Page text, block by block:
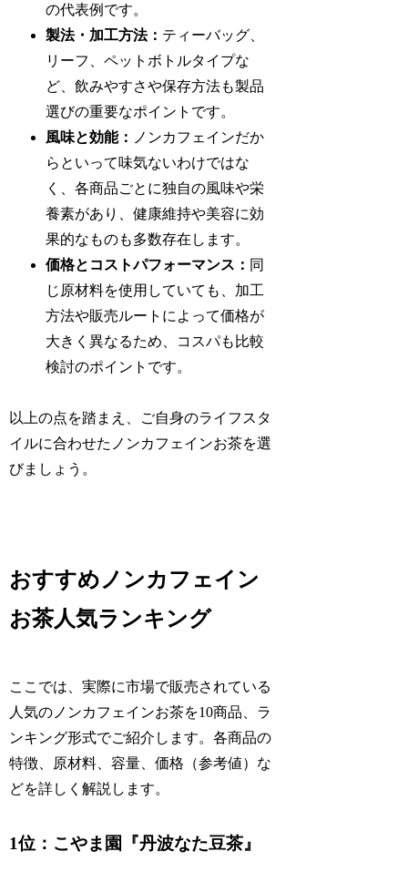
の代表例です。
製法・加工方法： ティーバッグ、
リーフ、ペットボトルタイプな
ど、飲みやすさや保存方法も製品
選びの重要なポイントです。
風味と効能： ノンカフェインだか
らといって味気ないわけではな
く、各商品ごとに独自の風味や栄
養素があり、健康維持や美容に効
果的なものも多数存在します。
価格とコストパフォーマンス： 同
じ原材料を使用していても、加工
方法や販売ルートによって価格が
大きく異なるため、コスパも比較
検討のポイントです。
以上の点を踏まえ、ご自身のライフスタ
イルに合わせたノンカフェインお茶を選
びましょう。
おすすめノンカフェイン
お茶人気ランキング
ここでは、実際に市場で販売されている
人気のノンカフェインお茶を10商品、ラ
ンキング形式でご紹介します。各商品の
特徴、原材料、容量、価格（参考値）な
どを詳しく解説します。
1位：こやま園『丹波なた豆茶』